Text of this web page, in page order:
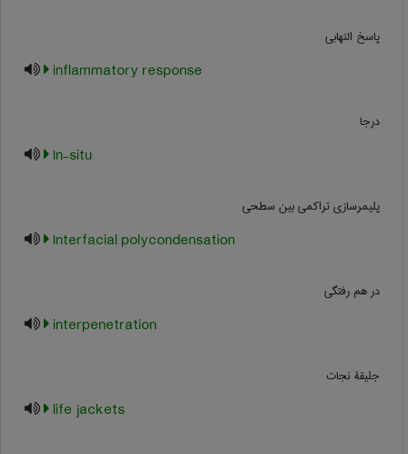
پاسخ التهابی
inflammatory response
درجا
In-situ
پلیمرسازی تراکمی بین سطحی
Interfacial polycondensation
در هم رفتگی
interpenetration
جلیقۀ نجات
life jackets